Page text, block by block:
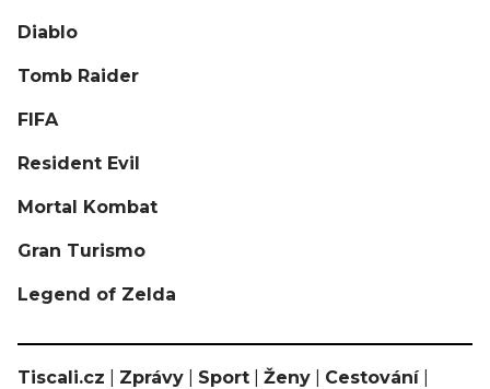
Diablo
Tomb Raider
FIFA
Resident Evil
Mortal Kombat
Gran Turismo
Legend of Zelda
Tiscali.cz Zprávy Sport Ženy Cestování|